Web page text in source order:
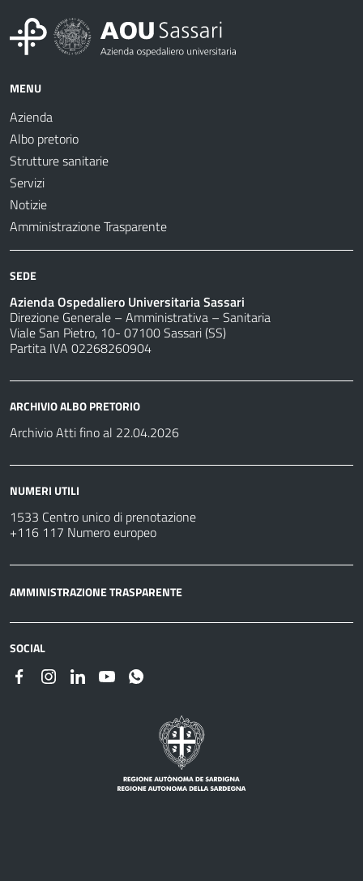
MENU
Azienda
Albo pretorio
Strutture sanitarie
Servizi
Notizie
Amministrazione Trasparente
SEDE
Azienda Ospedaliero Universitaria Sassari
Direzione Generale – Amministrativa – Sanitaria
Viale San Pietro, 10- 07100 Sassari (SS)
Partita IVA 02268260904
ARCHIVIO ALBO PRETORIO
Archivio Atti fino al 22.04.2026
NUMERI UTILI
1533 Centro unico di prenotazione
+116 117 Numero europeo
AMMINISTRAZIONE TRASPARENTE
SOCIAL